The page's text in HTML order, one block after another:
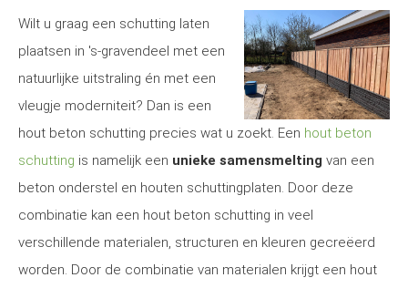
Wilt u graag een schutting laten
plaatsen in 's-gravendeel met een
natuurlijke uitstraling én met een
vleugje moderniteit? Dan is een
hout beton schutting precies wat u zoekt. Een hout beton
schutting is namelijk een unieke samensmelting van een
beton onderstel en houten schuttingplaten. Door deze
combinatie kan een hout beton schutting in veel
verschillende materialen, structuren en kleuren gecreëerd
worden. Door de combinatie van materialen krijgt een hout